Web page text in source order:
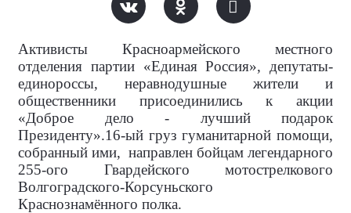
Активисты Красноармейского местного
отделения партии «Единая Россия», депутаты-
единороссы, неравнодушные жители и
общественники присоединились к акции
«Доброе дело - лучший подарок
Президенту».16-ый груз гуманитарной помощи,
собранный ими, направлен бойцам легендарного
255-ого Гвардейского мотострелкового
Волгоградского-Корсуньского
Краснознамённого полка.